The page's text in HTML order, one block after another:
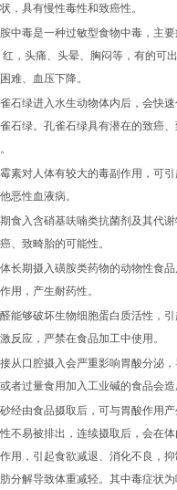
，具有慢性毒性和致癌性。
中毒是一种过敏型食物中毒，主
红，头痛、头晕、胸闷等，有的可
难、血压下降。
石绿进入水生动物体内后，会快
石绿。孔雀石绿具有潜在的致癌
素对人体有较大的毒副作用，可
恶性血液病。
食入含硝基呋喃类抗菌剂及其代
、致畸胎的可能性。
长期摄入磺胺类药物的动物性食
用，产生耐药性。
能够破坏生物细胞蛋白质活性，
反应，严禁在食品加工中使用。
从口腔摄入会严重影响胃酸分泌
者过量食用加入工业碱的食品会
经由食品摄取后，可与胃酸作用
不易被排出，连续摄取后，会在
用，引起食欲减退、消化不良，
分解导致体重减轻。其中毒症状